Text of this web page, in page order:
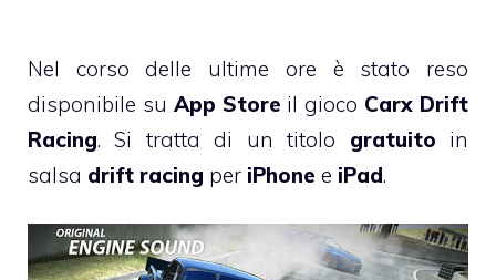
Nel corso delle ultime ore è stato reso
disponibile su App Store il gioco Carx Drift
Racing. Si tratta di un titolo gratuito in
salsa drift racing per iPhone e iPad.